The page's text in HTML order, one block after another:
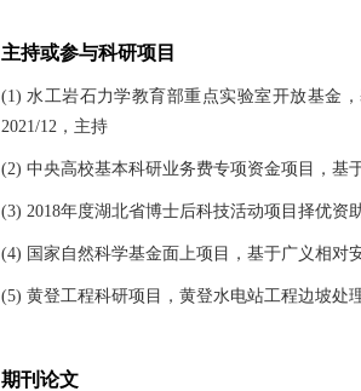
主持或参与科研项目
(1)水工岩石力学教育部重点实验室开放基金
2021/12 ，主持
(2) 中央高校基本科研业务费专项资金项目，基
(3) 2018年度湖北省博士后科技活动项目择优资
(4) 国家自然科学基金面上项目，基于广义相对
(5) 黄登工程科研项目，黄登水电站工程边坡处
期刊论文